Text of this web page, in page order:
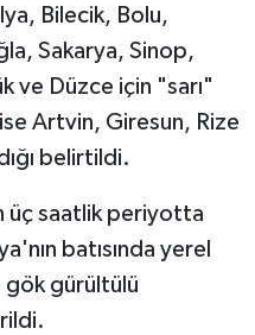
Bilecik, Bolu,
Sakarya, Sinop,
ve Düzce için "sarı"
Artvin, Giresun, Rize
belirtildi.
üç saatlik periyotta
batısında yerel
gök gürültülü